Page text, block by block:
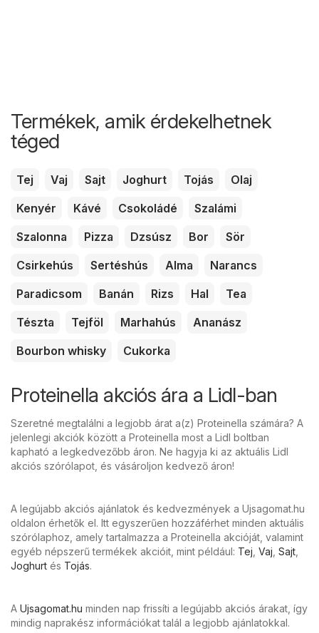
Termékek, amik érdekelhetnek
téged
Tej Vaj Sajt Joghurt Tojás
Olaj
Kenyér
Kávé Csokoládé
Szalámi
Szalonna
Pizza Dzsúsz Bor
Sör
Csirkehús
Sertéshús Alma
Narancs
Paradicsom
Banán Rizs Hal
Tea
Tészta
Tejföl Marhahús
Ananász
Bourbon whisky
Cukorka
Proteinella akciós ára a Lidl-ban
Szeretné megtalálni a legjobb árat a(z) Proteinella számára? A
jelenlegi akciók között a Proteinella most a Lidl boltban
kapható a legkedvezőbb áron. Ne hagyja ki az aktuális Lidl
akciós szórólapot, és vásároljon kedvező áron!
A legújabb akciós ajánlatok és kedvezmények a Ujsagomat.hu
oldalon érhetők el. Itt egyszerűen hozzáférhet minden aktuális
szórólaphoz, amely tartalmazza a Proteinella akcióját, valamint
egyéb népszerű termékek akcióit, mint például: Tej Vaj Sajt
Joghurt és Tojás.
A Ujsagomat.hu minden nap frissíti a legújabb akciós árakat, így
mindig naprakész információkat talál a legjobb ajánlatokkal.